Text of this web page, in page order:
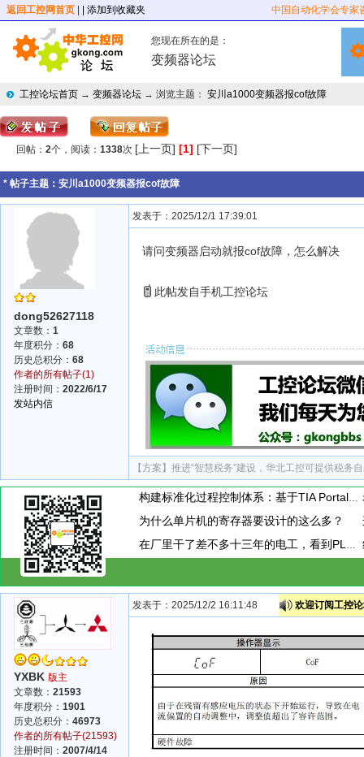
返回工控网首页 | 添加到收藏夹 中国自动化学会专家
您现在所在的是：
变频器论坛
工控论坛首页 → 变频器论坛 → 浏览主题： 安川a1000变频器报cof故障
回帖： 2个，阅读： 1338次 [上一页] [1] [下一页]
* 帖子主题： 安川a1000变频器报cof故障
dong52627118
文章数： 1
年度积分： 68
历史总积分： 68
作者的所有帖子(1)
注册时间： 2022/6/17
发站内信
发表于：2025/12/1 17:39:01
请问变频器启动就报cof故障，怎么解决
此帖发自手机工控论坛
【方案】 推进“智慧税务”建设，华北工控可提供税务
构建标准化过程控制体系：基于TIA Portal的PID闭环控制通用封装模板设计与应用
为什么单片机的寄存器要设计的这么多？
在厂里干了差不多十三年的电工，看到PLC模块上接了一个小玩意，这小玩意到底是干嘛用的呢？
YXBK 版主
文章数： 21593
年度积分： 1901
历史总积分： 46973
作者的所有帖子(21593)
注册时间： 2007/4/14
发表于：2025/12/2 16:11:48 欢迎订阅工控